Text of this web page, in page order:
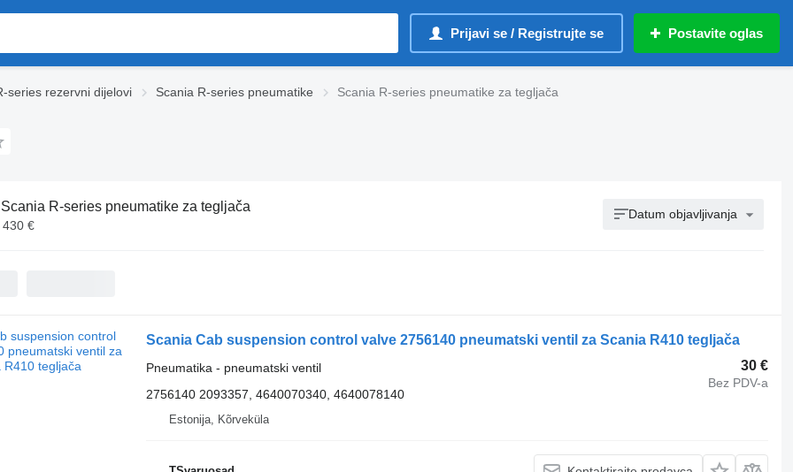
Prijavi se / Registrujte se Postavite oglas
series rezervni dijelovi Scania R-series pneumatikе Scania R-series pneumatikе za tegljača
Scania R-series pneumatikе za tegljača
430 €
Datum objavljivanja
Scania Cab suspension control valve 2756140 pneumatski ventil za Scania R410 tegljača
30 €
Bez PDV-a
Pneumatika - pneumatski ventil
2756140 2093357, 4640070340, 4640078140
Estonija, Kõrveküla